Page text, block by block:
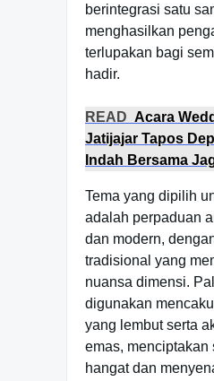
berintegrasi satu
menghasilkan
terlupakan bagi
hadir.
READ Acara
Jatijajar Tapos
Indah Bersama
Tema yang dipilih
adalah perpaduan
dan modern,
tradisional yang
nuansa dimensi.
digunakan
yang lembut serta
emas, menciptakan
hangat dan